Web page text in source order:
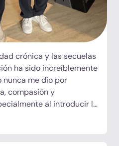
vida más saludable. Mi
más fuertes,
planeando
crónica y las secuelas
ha sido increíblemente
me dio por
compasión y
al introducir la
marcaron la